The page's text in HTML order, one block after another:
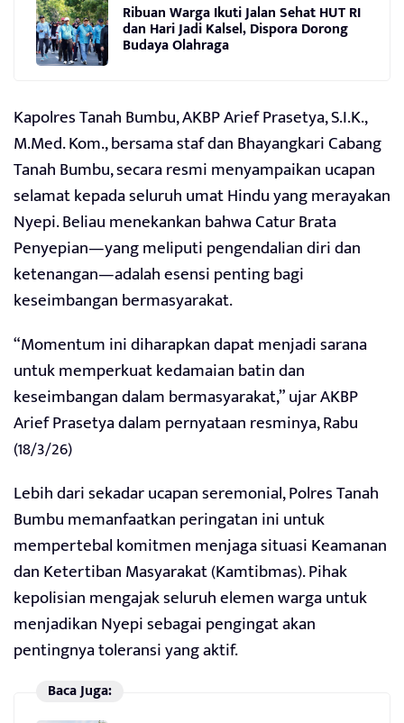
Ribuan Warga Ikuti Jalan Sehat HUT RI
dan Hari Jadi Kalsel, Dispora Dorong
Budaya Olahraga
Kapolres Tanah Bumbu, AKBP Arief Prasetya, S.I.K.,
M.Med. Kom., bersama staf dan Bhayangkari Cabang
Tanah Bumbu, secara resmi menyampaikan ucapan
selamat kepada seluruh umat Hindu yang merayakan
Nyepi. Beliau menekankan bahwa Catur Brata
Penyepian—yang meliputi pengendalian diri dan
ketenangan—adalah esensi penting bagi
keseimbangan bermasyarakat.
“Momentum ini diharapkan dapat menjadi sarana
untuk memperkuat kedamaian batin dan
keseimbangan dalam bermasyarakat,” ujar AKBP
Arief Prasetya dalam pernyataan resminya, Rabu
(18/3/26)
Lebih dari sekadar ucapan seremonial, Polres Tanah
Bumbu memanfaatkan peringatan ini untuk
mempertebal komitmen menjaga situasi Keamanan
dan Ketertiban Masyarakat (Kamtibmas). Pihak
kepolisian mengajak seluruh elemen warga untuk
menjadikan Nyepi sebagai pengingat akan
pentingnya toleransi yang aktif.
Baca Juga: